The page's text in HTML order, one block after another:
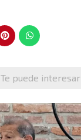
Te puede interesar